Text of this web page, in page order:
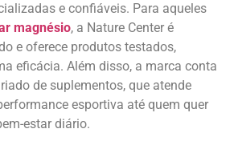
e confiáveis. Para aqueles
magnésio, a Nature Center é
e oferece produtos testados,
eficácia. Além disso, a marca conta
de suplementos, que atende
esportiva até quem quer
estar diário.